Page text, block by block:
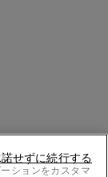
ションをカスタマ
せずに続行する